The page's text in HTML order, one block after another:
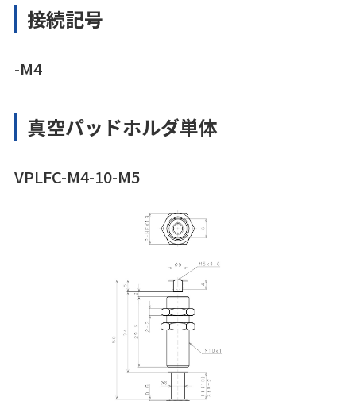
接続記号
-M4
真空パッドホルダ単体
VPLFC-M4-10-M5